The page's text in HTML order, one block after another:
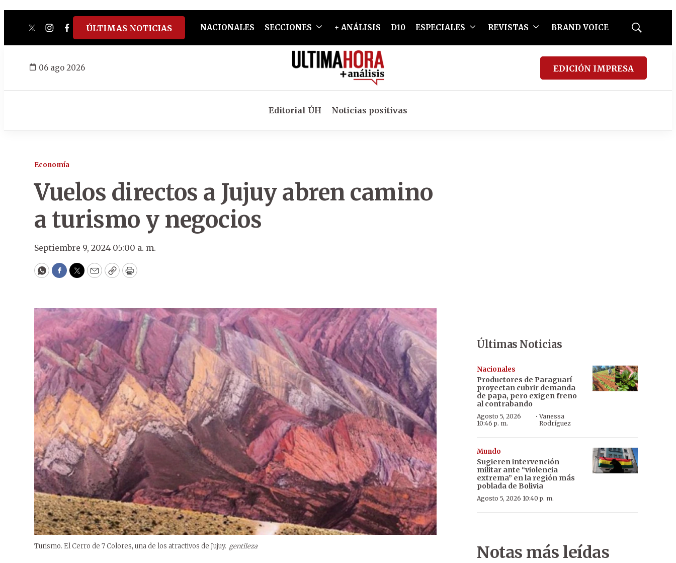
twitterinstagram
facebook
tiktokyoutube
spotify
ÚLTIMAS NOTICIAS NACIONALES SECCIONES + ANÁLISIS D10 ESPECIALES REVISTAS BRAND VOICE
Mostrar
06 ago 2026 EDICIÓN IMPRESA
Editorial ÚH Noticias positivas
Economía
Vuelos directos a Jujuy abren camino
a turismo y negocios
Septiembre 9, 2024 05:00 a. m.
WhatsApp
Facebook
Twitter
EmailCopyPrint
Turismo. El Cerro de 7 Colores, una de los atractivos de Jujuy. gentileza
Últimas Noticias
Nacionales
Productores de Paraguarí
proyectan cubrir demanda
de papa, pero exigen freno
al contrabando
Agosto 5, 2026
10:46 p. m.
·Vanessa
Rodríguez
Mundo
Sugieren intervención
militar ante “violencia
extrema” en la región más
poblada de Bolivia
Agosto 5, 2026 10:40 p. m.
Notas más leídas